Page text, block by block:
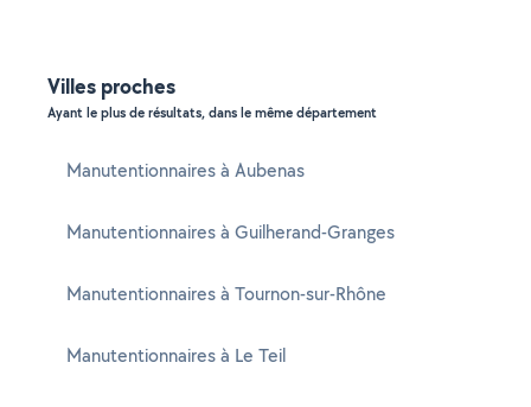
Villes proches
Ayant le plus de résultats, dans le même département
Manutentionnaires à Aubenas
Manutentionnaires à Guilherand-Granges
Manutentionnaires à Tournon-sur-Rhône
Manutentionnaires à Le Teil